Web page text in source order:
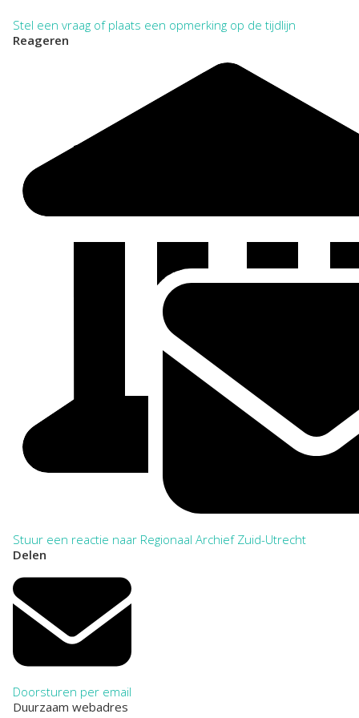
Stel een vraag of plaats een opmerking op de tijdlijn
Reageren
Stuur een reactie naar Regionaal Archief Zuid-Utrecht
Delen
Doorsturen per email
Duurzaam webadres